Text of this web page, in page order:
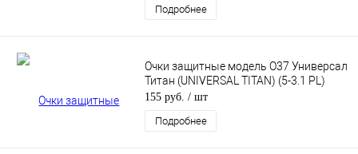
Подробнее
Очки защитные модель О37 Универсал
Титан (UNIVERSAL TITAN) (5-3.1 PL)
155 руб. / шт
Подробнее